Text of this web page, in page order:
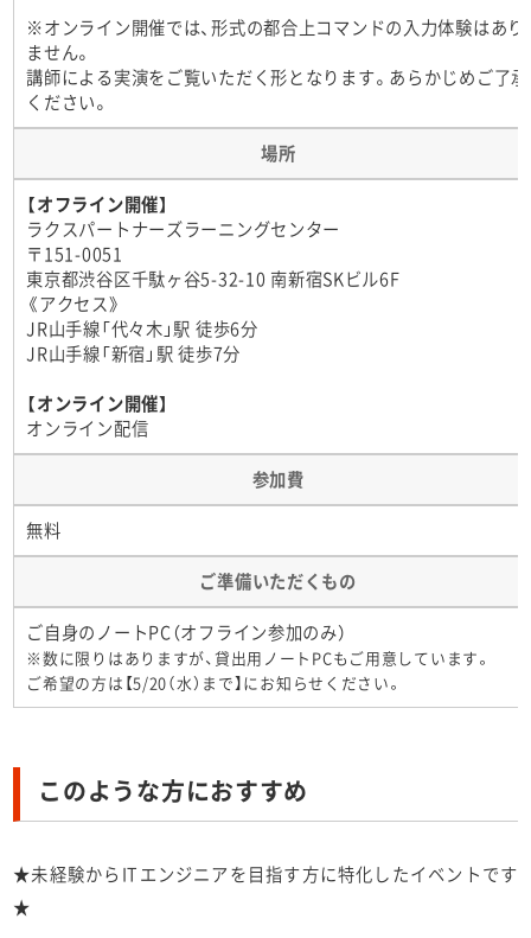
※オンライン開催では、形式の都合上コマンドの入力体験はあり
ません。
講師による実演をご覧いただく形となります。あらかじめご了承
ください。
場所
【オフライン開催】
ラクスパートナーズラーニングセンター
〒151-0051
東京都渋谷区千駄ヶ谷5-32-10 南新宿SKビル6F
《アクセス》
JR山手線「代々木」駅 徒歩6分
JR山手線「新宿」駅 徒歩7分
【オンライン開催】
オンライン配信
参加費
無料
ご準備いただくもの
ご自身のノートPC（オフライン参加のみ）
※数に限りはありますが、貸出用ノートPCもご用意しています。
ご希望の方は【5/20（水）まで】にお知らせください。
このような方におすすめ
★未経験からITエンジニアを目指す方に特化したイベントです
★